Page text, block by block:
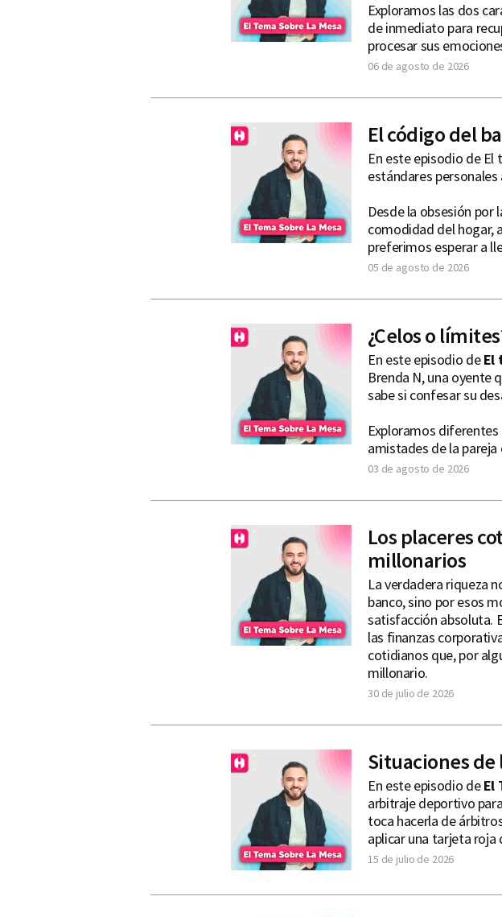
Exploramos las dos
de inmediato para
procesar sus
06 de agosto de 2026
El código del
En este episodio de El
estándares personales
Desde la obsesión por
comodidad del hogar,
preferimos esperar a
05 de agosto de 2026
¿Celos o
En este episodio deEl
Brenda N, una oyente
sabe si confesar su
Exploramos
amistades de la
03 de agosto de 2026
Los placeres
millonarios
La verdadera riqueza
banco, sino por esos
satisfacción absoluta.
las finanzas
cotidianos que, por
millonario.
30 de julio de 2026
Situaciones de
En este episodio deEl
arbitraje deportivo
toca hacerla de
aplicar una tarjeta
15 de julio de 2026